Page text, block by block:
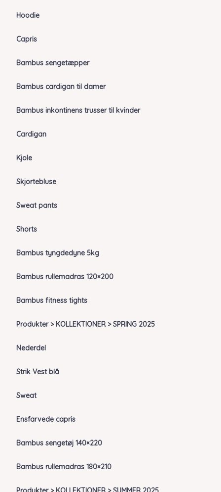
Hoodie
Capris
Bambus sengetæpper
Bambus cardigan til damer
Bambus inkontinens trusser til kvinder
Cardigan
Kjole
Skjortebluse
Sweat pants
Shorts
Bambus tyngdedyne 5kg
Bambus rullemadras 120×200
Bambus fitness tights
Produkter > KOLLEKTIONER > SPRING 2025
Nederdel
Strik Vest blå
Sweat
Ensfarvede capris
Bambus sengetøj 140×220
Bambus rullemadras 180×210